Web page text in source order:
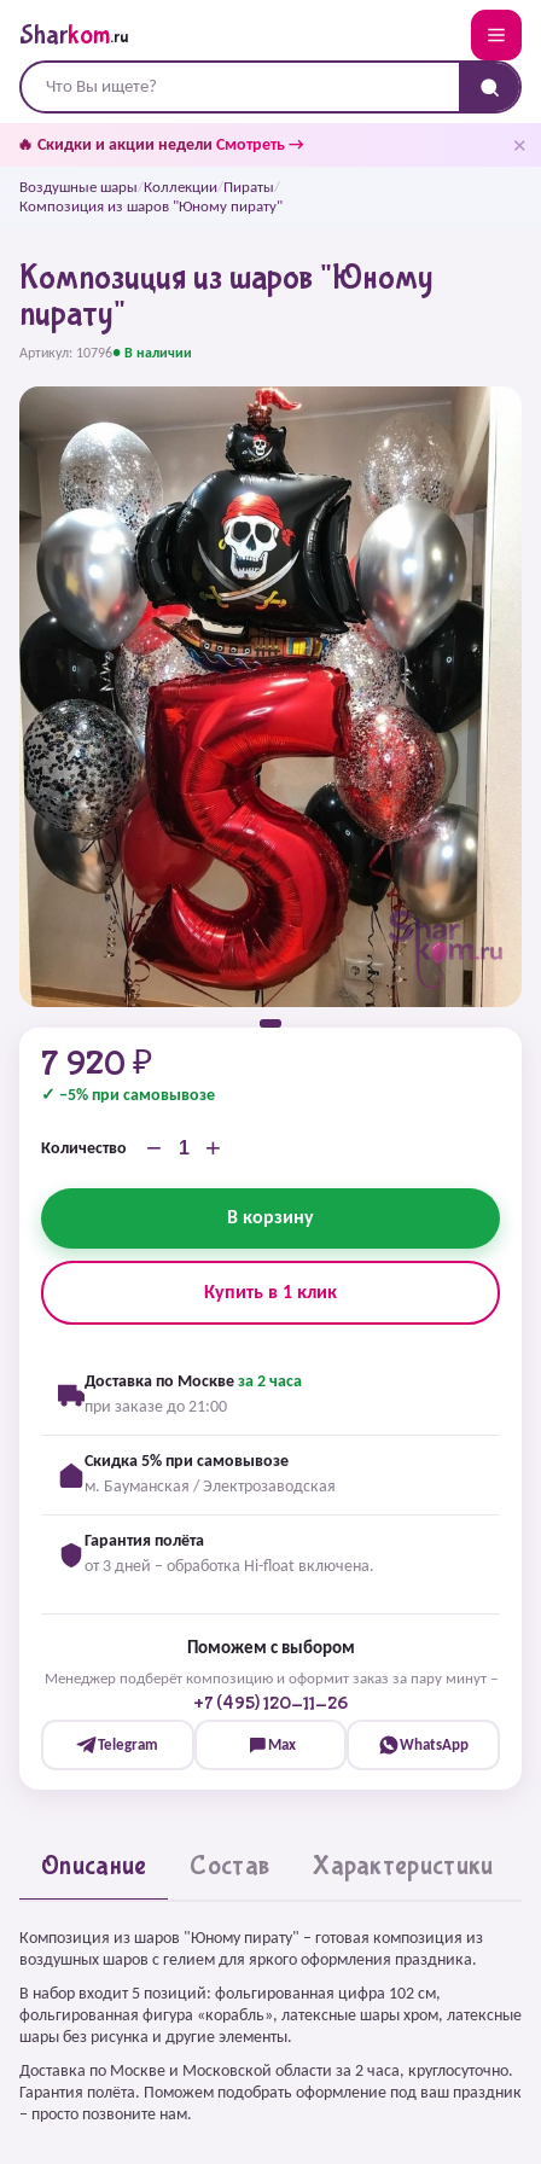
Sharkom.ru
🔥 Скидки и акции недели Смотреть → ✕
Воздушные шары/Коллекции/Пираты/
Композиция из шаров "Юному пирату"
Композиция из шаров "Юному
пирату"
Артикул: 10796● В наличии
7 920 ₽
✓ −5% при самовывозе
Количество − +
В корзину
Купить в 1 клик
Доставка по Москве за 2 часа
при заказе до 21:00
Скидка 5% при самовывозе
м. Бауманская / Электрозаводская
Гарантия полёта
от 3 дней – обработка Hi-float включена.
Поможем с выбором
Менеджер подберёт композицию и оформит заказ за пару минут –
+7 (495) 120-11-26
Telegram Max WhatsApp
Описание Состав Характеристики
Композиция из шаров "Юному пирату" – готовая композиция из
воздушных шаров с гелием для яркого оформления праздника.
В набор входит 5 позиций: фольгированная цифра 102 см,
фольгированная фигура «корабль», латексные шары хром, латексные
шары без рисунка и другие элементы.
Доставка по Москве и Московской области за 2 часа, круглосуточно.
Гарантия полёта. Поможем подобрать оформление под ваш праздник
– просто позвоните нам.